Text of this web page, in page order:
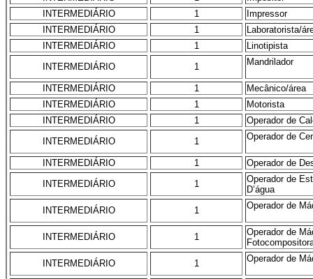
INTERMEDIÁRIO
1
Impressor
INTERMEDIÁRIO
1
Laboratorista/
INTERMEDIÁRIO
1
Linotipista
INTERMEDIÁRIO
1 Mandrilador
INTERMEDIÁRIO 1
Mecânico/área
INTERMEDIÁRIO
1
Motorista
INTERMEDIÁRIO
1
Operador de
INTERMEDIÁRIO
1 Operador de
INTERMEDIÁRIO 1
Operador de
INTERMEDIÁRIO
1
Operador de
D’água
INTERMEDIÁRIO
1 Operador de
INTERMEDIÁRIO 1
Operador de
INTERMEDIÁRIO
1 Operador de